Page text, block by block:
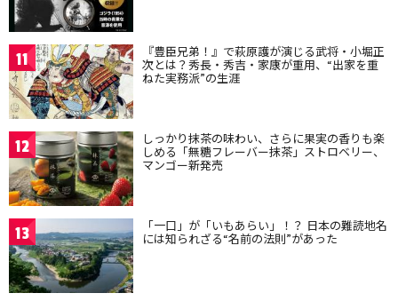
11 『豊臣兄弟！』で萩原護が演じる武将・小堀正
次とは？秀長・秀吉・家康が重用、“出家を重
ねた実務派”の生涯
12 しっかり抹茶の味わい、さらに果実の香りも楽
しめる「無糖フレーバー抹茶」ストロベリー、
マンゴー新発売
13 「一口」が「いもあらい」！？ 日本の難読地名
には知られざる“名前の法則”があった